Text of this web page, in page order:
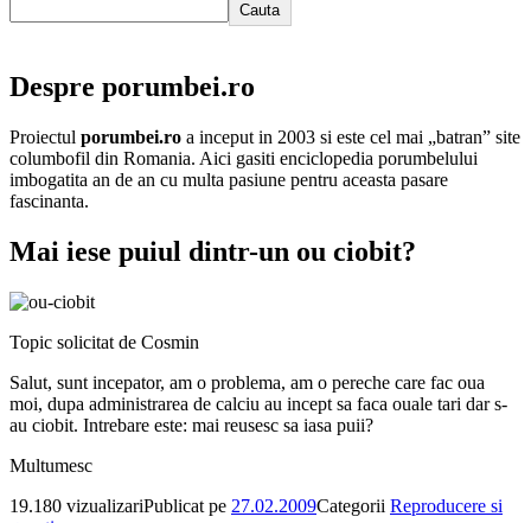
Cauta
Despre porumbei.ro
Proiectul porumbei.ro a inceput in 2003 si este cel mai „batran” site
columbofil din Romania. Aici gasiti enciclopedia porumbelului
imbogatita an de an cu multa pasiune pentru aceasta pasare
fascinanta.
Mai iese puiul dintr-un ou ciobit?
Topic solicitat de Cosmin
Salut, sunt incepator, am o problema, am o pereche care fac oua
moi, dupa administrarea de calciu au incept sa faca ouale tari dar s-
au ciobit. Intrebare este: mai reusesc sa iasa puii?
Multumesc
19.180 vizualizariPublicat pe 27.02.2009Categorii Reproducere si